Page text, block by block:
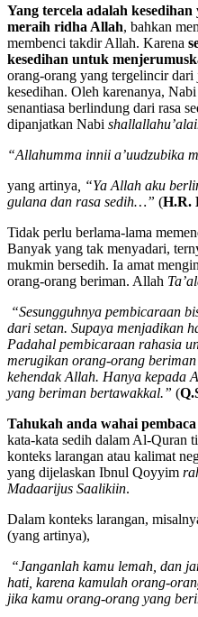
Yang tercela adalah
meraih ridha Allah, bahkan
membenci takdir Allah. Karena
kesedihan untuk
orang-orang yang tergelincir
kesedihan. Oleh karenanya, Nabi
senantiasa berlindung dari rasa
dipanjatkan Nabi
“Allahumma innii a’uudzubika
yang artinya, “Ya Allah aku
gulana dan rasa sedih…” (H.R.
Tidak perlu berlama-lama
Banyak yang tak menyadari,
mukmin bersedih. Ia amat
orang-orang beriman. Allah
“Sesungguhnya pembicaraan
dari setan. Supaya menjadikan
Padahal pembicaraan rahasia
merugikan orang-orang
kehendak Allah. Hanya kepada
yang beriman bertawakkal.” (
Tahukah anda wahai pembaca
kata-kata sedih dalam Al-Quran
konteks larangan atau kalimat
yang dijelaskan Ibnul Qoyyim
Madaarijus Saalikiin.
Dalam konteks larangan,
(yang artinya),
“Janganlah kamu lemah, dan
hati, karena kamulah orang-
jika kamu orang-orang yang